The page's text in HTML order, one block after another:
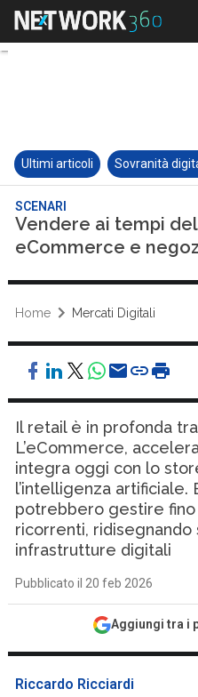
Ultimi articoli Sovranità
SCENARI
Vendere ai tempi
eCommerce e
Home Mercati Digitali
Il retail è in profonda
L’eCommerce,
integra oggi con lo
l’intelligenza artificiale.
potrebbero gestire fino
ricorrenti,
infrastrutture digitali
Pubblicato il 20 feb 2026
Aggiungi tra i
Riccardo Ricciardi